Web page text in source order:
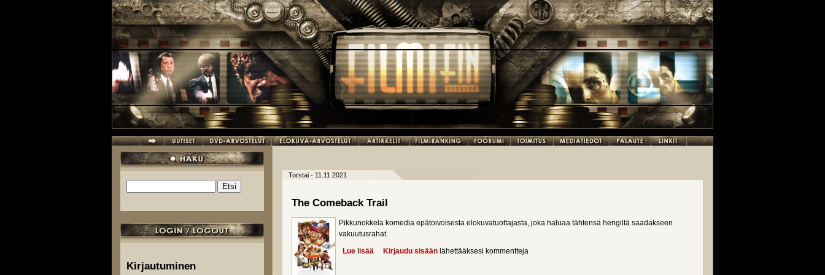
Hakulomake
Kirjautuminen
Torstai - 11.11.2021
The Comeback Trail
Pikkunokkela komedia epätoivoisesta elokuvatuottajasta, joka haluaa tähtensä hengiltä saadakseen
vakuutusrahat.
Lue lisää about The Comeback Trail
Kirjaudu sisään lähettääksesi kommentteja